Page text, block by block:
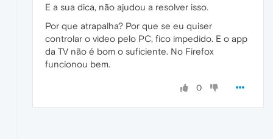
E a sua dica, não ajudou a resolver isso.
Por que atrapalha? Por que se eu quiser
controlar o video pelo PC, fico impedido. E o app
da TV não é bom o suficiente. No Firefox
funcionou bem.
0